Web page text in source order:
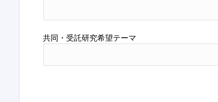
共同・受託研究希望テーマ